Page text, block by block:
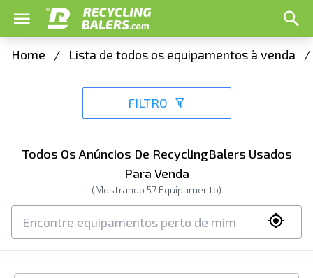
Home / Lista de todos os equipamentos à venda /
FILTRO
Todos Os Anúncios De RecyclingBalers Usados
Para Venda
(Mostrando 57 Equipamento)